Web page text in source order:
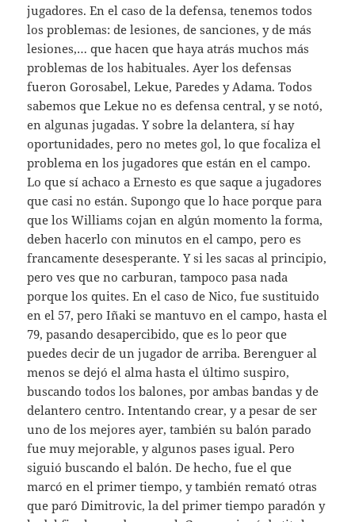
jugadores. En el caso de la defensa, tenemos todos
los problemas: de lesiones, de sanciones, y de más
lesiones,… que hacen que haya atrás muchos más
problemas de los habituales. Ayer los defensas
fueron Gorosabel, Lekue, Paredes y Adama. Todos
sabemos que Lekue no es defensa central, y se notó,
en algunas jugadas. Y sobre la delantera, sí hay
oportunidades, pero no metes gol, lo que focaliza el
problema en los jugadores que están en el campo.
Lo que sí achaco a Ernesto es que saque a jugadores
que casi no están. Supongo que lo hace porque para
que los Williams cojan en algún momento la forma,
deben hacerlo con minutos en el campo, pero es
francamente desesperante. Y si les sacas al principio,
pero ves que no carburan, tampoco pasa nada
porque los quites. En el caso de Nico, fue sustituido
en el 57, pero Iñaki se mantuvo en el campo, hasta el
79, pasando desapercibido, que es lo peor que
puedes decir de un jugador de arriba. Berenguer al
menos se dejó el alma hasta el último suspiro,
buscando todos los balones, por ambas bandas y de
delantero centro. Intentando crear, y a pesar de ser
uno de los mejores ayer, también su balón parado
fue muy mejorable, y algunos pases igual. Pero
siguió buscando el balón. De hecho, fue el que
marcó en el primer tiempo, y también remató otras
que paró Dimitrovic, la del primer tiempo paradón y